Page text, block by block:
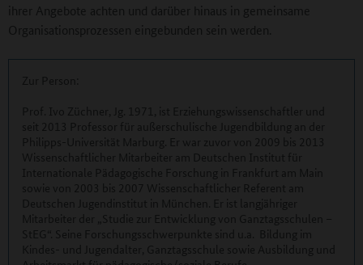
ihrer Angebote achten und darüber hinaus in gemeinsame
Organisationsprozessen eingebunden sein werden.